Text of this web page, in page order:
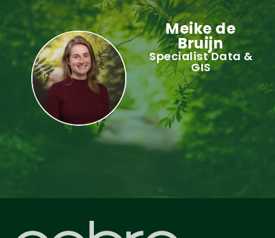
Meike de
Bruijn
Specialist Data &
GIS